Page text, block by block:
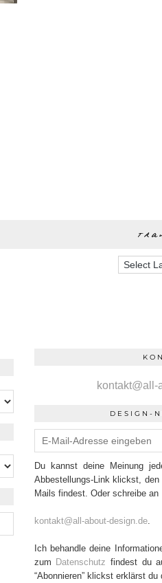
kontakt@all-
DESIGN-
Du kannst deine Meinung
Abbestellungs-Link klickst,
Mails findest. Oder schreibe an
kontakt@all-about-design.de.
Ich behandle deine
zum Datenschutz findest du
“Abonnieren” klickst erklärst